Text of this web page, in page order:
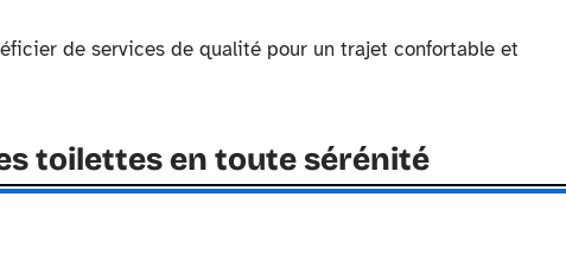
de services de qualité pour un trajet confortable et
toilettes en toute sérénité